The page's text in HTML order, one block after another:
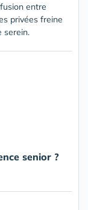
entre
privées freine
serein.
senior ?